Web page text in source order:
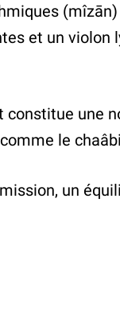
et un violon
constitue une
le
un